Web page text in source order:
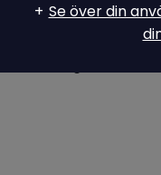
och det genom
den 14 februari och
Se över din